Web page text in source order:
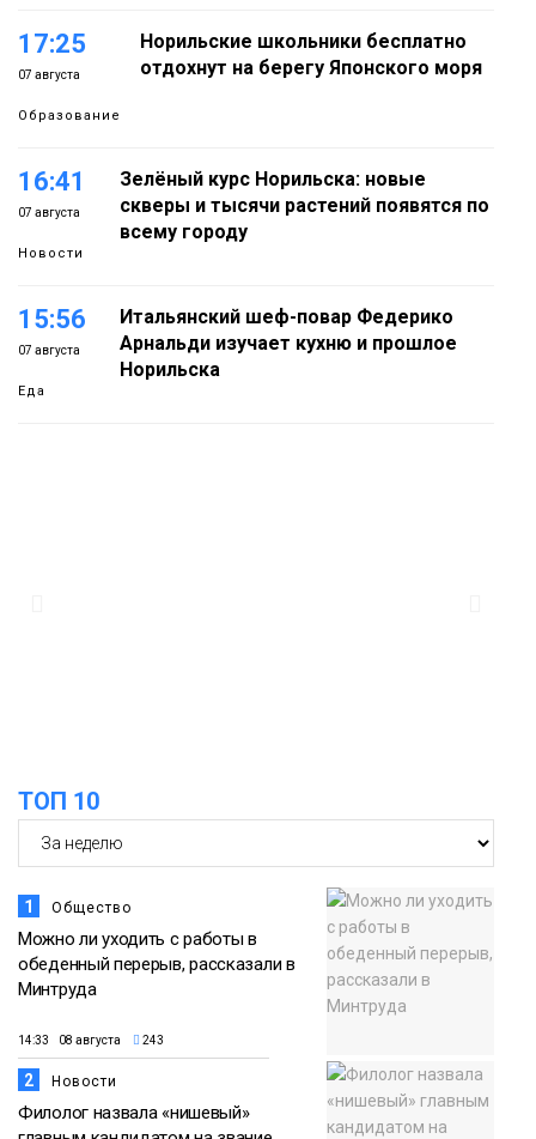
17:25
07 августа
Образование
Норильские школьники бесплатно
отдохнут на берегу Японского моря
16:41
07 августа
Новости
Зелёный курс Норильска: новые
скверы и тысячи растений появятся по
всему городу
15:56
07 августа
Еда
Итальянский шеф-повар Федерико
Арнальди изучает кухню и прошлое
Норильска
Новости
ТОП 10
1 Общество
Можно ли уходить с работы в
обеденный перерыв, рассказали в
Минтруда
14:33 08 августа 243
2 Новости
Филолог назвала «нишевый»